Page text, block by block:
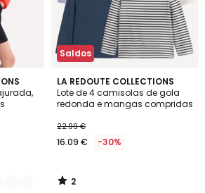
Saldos
LA REDOUTE COLLECTIONS
Lote de 4 camisolas de gola
redonda e mangas compridas
22.99 €
16.09 € -30%
2
/
5
2
/